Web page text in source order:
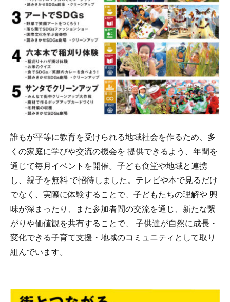
誰もが平等に教育を受けられる地域社会を作るため、多
くの家庭に学びや交流の機会を 提供できるよう、年間を
通じて毎月イベントを開催。子ども食堂や地域と連携
し、親子を無料 で招待しました。テレビや本で見るだけ
でなく、実際に体験することで、子どもたちの理解や 興
味が深まったり、また参加者間の交流を通じ、新たな繋
がりや価値観を共有することで、 子供達が自然に成長・
変化できる子育て支援・地域のコミュニティとして取り
組んでいます。